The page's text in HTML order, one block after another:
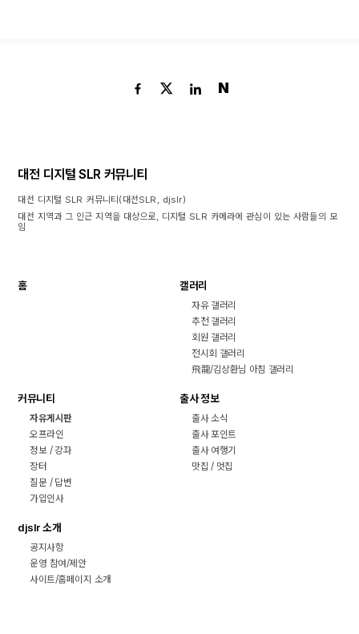
N
대전 디지털 SLR 커뮤니티
대전 디지털 SLR 커뮤니티(대전SLR, djslr)
대전 지역과 그 인근 지역을 대상으로, 디지털 SLR 카메라에 관심이 있는 사람들의 모
임
홈 갤러리
자유 갤러리
추천 갤러리
회원 갤러리
전시회 갤러리
飛龍/김상환님 아침 갤러리
커뮤니티
자유게시판
오프라인
정보 / 강좌
장터
질문 / 답변
가입인사
출사 정보
출사 소식
출사 포인트
출사 여행기
맛집 / 멋집
djslr 소개
공지사항
운영 참여/제안
사이트/홈페이지 소개